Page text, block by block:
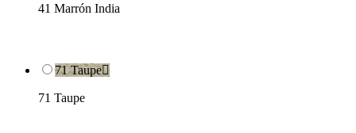
41 Marrón India
71 Taupe
71 Taupe